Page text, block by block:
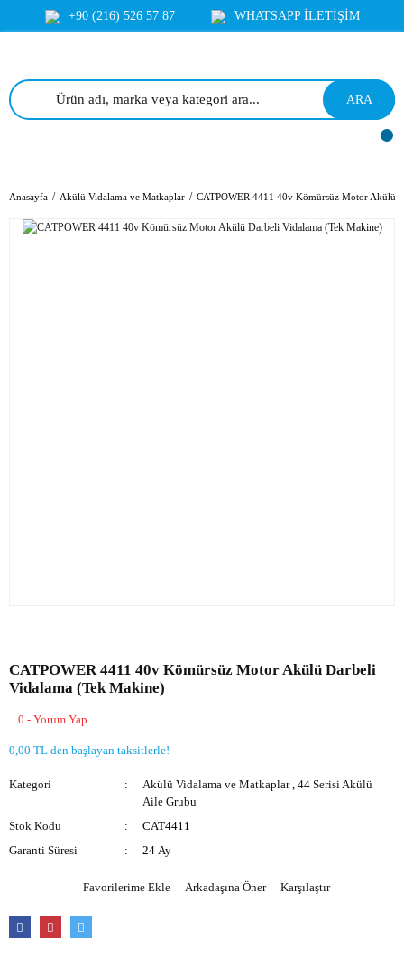
+90 (216) 526 57 87 WHATSAPP İLETİŞİM
ARA
Anasayfa Akülü Vidalama ve Matkaplar CATPOWER 4411 40v Kömürsüz Motor Akülü
CATPOWER 4411 40v Kömürsüz Motor Akülü Darbeli
Vidalama (Tek Makine)
0 - Yorum Yap
0,00 TL den başlayan taksitlerle!
Kategori Akülü Vidalama ve Matkaplar ,44 Serisi Akülü
Aile Grubu
Stok Kodu
CAT4411
Garanti Süresi
24 Ay
Arkadaşına Öner Karşılaştır